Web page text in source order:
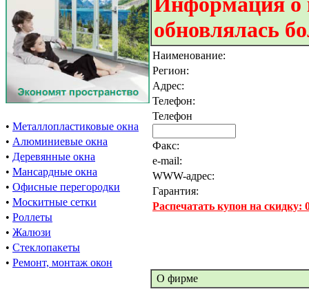
• Металлопластиковые окна
• Алюминиевые окна
• Деревянные окна
• Мансардные окна
• Офисные перегородки
• Москитные сетки
• Роллеты
• Жалюзи
• Стеклопакеты
• Ремонт, монтаж окон
обновлялась
Наименование:
Регион:
Адрес:
Телефон:
Телефон
Факс:
e-mail:
WWW-адрес:
Гарантия:
Распечатать купон на скидку:
О фирме